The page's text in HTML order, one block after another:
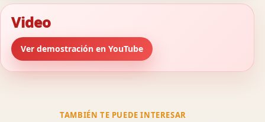
Video
Ver demostración en YouTube
TAMBIÉN TE PUEDE INTERESAR